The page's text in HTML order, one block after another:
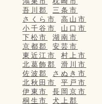
吾川郡
三条市
さくら市
高山市
小千谷市
山口市
下松市
湖南市
京都郡
安芸市
東近江市
村上市
北葛飾郡
滑川市
佐波郡
さぬき市
北秋田市
平戸市
伊東市
長岡京市
桐生市
犬上郡